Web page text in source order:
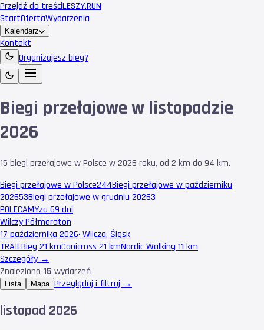
Przejdź do treściLESZY.RUN
StartOfertaWydarzenia
Kalendarz
Kontakt
Organizujesz bieg?
Biegi przełajowe w listopadzie
2026
15 biegi przełajowe w Polsce w 2026 roku, od 2 km do 94 km.
Biegi przełajowe w Polsce244Biegi przełajowe w październiku
202653Biegi przełajowe w grudniu 20263
POLECAMYza 69 dni
Wilczy Półmaraton
17 października 2026· Wilcza, Śląsk
TRAILBieg 21 kmCanicross 21 kmNordic Walking 11 km
Szczegóły →
Znaleziono 15 wydarzeń
Lista Mapa Przeglądaj i filtruj →
listopad 2026